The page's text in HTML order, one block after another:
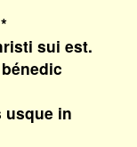
sui est.
in